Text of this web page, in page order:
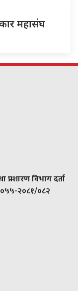
महासंघ
प्रशारण विभाग दर्ता
२०८१/०८२